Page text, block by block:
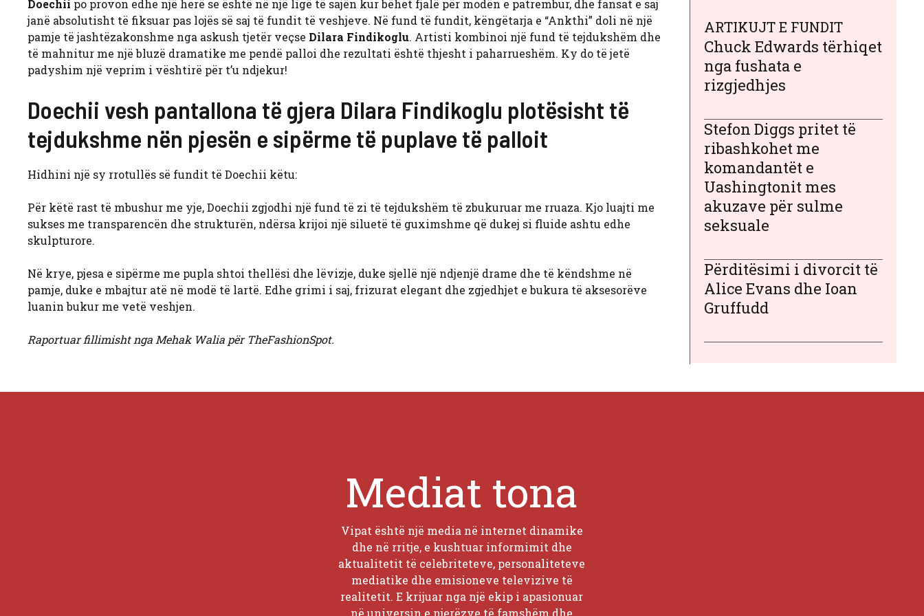
Doechii po provon edhe një herë se është në një ligë të sajën kur bëhet fjalë për modën e patrembur, dhe fansat e saj
janë absolutisht të fiksuar pas lojës së saj të fundit të veshjeve. Në fund të fundit, këngëtarja e “Ankthi” doli në një
pamje të jashtëzakonshme nga askush tjetër veçse Dilara Findikoglu. Artisti kombinoi një fund të tejdukshëm dhe
të mahnitur me një bluzë dramatike me pendë palloi dhe rezultati është thjesht i paharrueshëm. Ky do të jetë
padyshim një veprim i vështirë për t’u ndjekur!
Doechii vesh pantallona të gjera Dilara Findikoglu plotësisht të
tejdukshme nën pjesën e sipërme të puplave të palloit
Hidhini një sy rrotullës së fundit të Doechii këtu:
Për këtë rast të mbushur me yje, Doechii zgjodhi një fund të zi të tejdukshëm të zbukuruar me rruaza. Kjo luajti me
sukses me transparencën dhe strukturën, ndërsa krijoi një siluetë të guximshme që dukej si fluide ashtu edhe
skulpturore.
Në krye, pjesa e sipërme me pupla shtoi thellësi dhe lëvizje, duke sjellë një ndjenjë drame dhe të këndshme në
pamje, duke e mbajtur atë në modë të lartë. Edhe grimi i saj, frizurat elegant dhe zgjedhjet e bukura të aksesorëve
luanin bukur me vetë veshjen.
Raportuar fillimisht nga Mehak Walia për TheFashionSpot.
ARTIKUJT E FUNDIT
Chuck Edwards tërhiqet
nga fushata e
rizgjedhjes
Stefon Diggs pritet të
ribashkohet me
komandantët e
Uashingtonit mes
akuzave për sulme
seksuale
Përditësimi i divorcit të
Alice Evans dhe Ioan
Gruffudd
Mediat tona
Vipat është një media në internet dinamike
dhe në rritje, e kushtuar informimit dhe
aktualitetit të celebriteteve, personaliteteve
mediatike dhe emisioneve televizive të
realitetit. E krijuar nga një ekip i apasionuar
në universin e njerëzve të famshëm dhe